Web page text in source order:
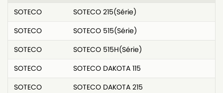
SOTECO
SOTECO 215(Série)
SOTECO
SOTECO 515(Série)
SOTECO
SOTECO 515H(Série)
SOTECO
SOTECO DAKOTA 115
SOTECO
SOTECO DAKOTA 215